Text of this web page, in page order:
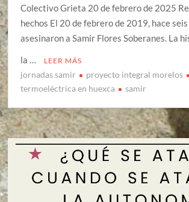
Colectivo Grieta 20 de febrero de 2025
hechos El 20 de febrero de 2019, hace seis
asesinaron a Samir Flores Soberanes. La
la …
LEER MÁS
jornadas samir proyecto integral morelos
termoeléctrica en huexca
samir